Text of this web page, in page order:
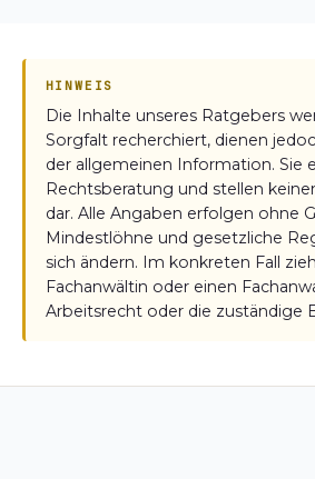
HINWEIS
Die Inhalte unseres Ratgebers
Sorgfalt recherchiert, dienen
der allgemeinen Information. Sie
Rechtsberatung und stellen
dar. Alle Angaben erfolgen ohne
Mindestlöhne und gesetzliche
sich ändern. Im konkreten Fall
Fachanwältin oder einen
Arbeitsrecht oder die zuständige